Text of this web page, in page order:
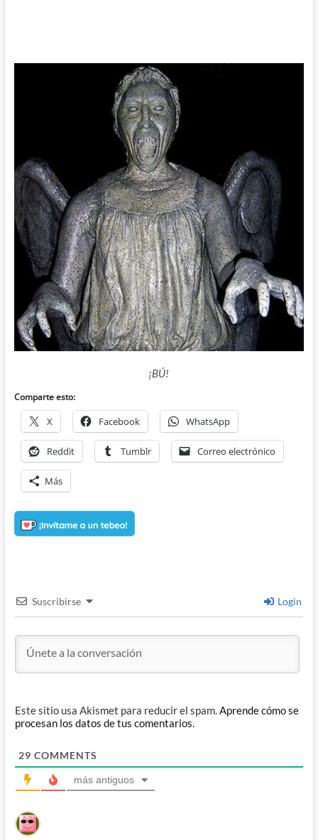
¡BÚ!
Comparte esto:
X Facebook WhatsApp
Reddit Tumblr Correo electrónico
Más
Suscribirse Login
Este sitio usa Akismet para reducir el spam.Aprende cómo se
procesan los datos de tus comentarios.
29 COMMENTS
más antiguos